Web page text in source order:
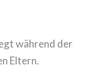
während der
Eltern.